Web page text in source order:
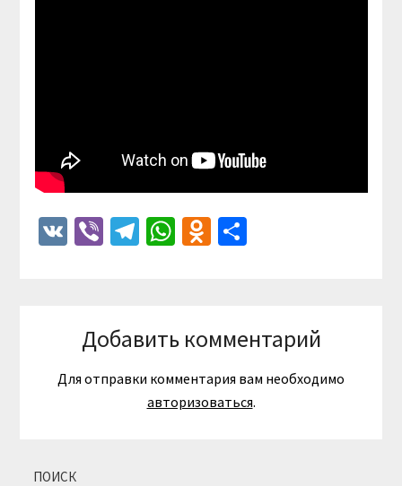
VKViberTelegram
WhatsApp
Odnoklassniki
Отправить
Добавить комментарий
Для отправки комментария вам необходимо
авторизоваться.
ПОИСК